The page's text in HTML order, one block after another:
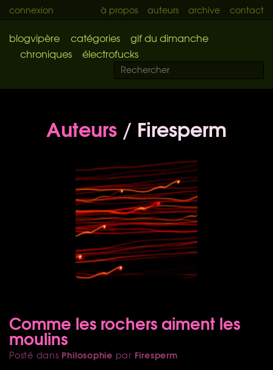
connexion à propos auteurs archive contact
blogvipère catégories
gif du dimanche
chroniques
électrofucks
Auteurs / Firesperm
Comme les rochers aiment les
moulins
Posté dans Philosophie par Firesperm